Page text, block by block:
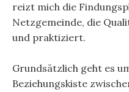
reizt mich die
Netzgemeinde, die
und praktiziert.
Grundsätzlich geht es
Beziehungskiste